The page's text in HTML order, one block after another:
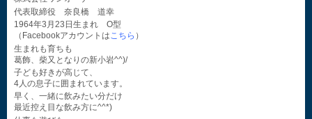
代表取締役 奈良橋 道幸
1964年3月23日生まれ O型
（Facebookアカウントはこちら ）
生まれも育ちも
葛飾、柴又となりの新小岩^^)/
子ども好きが高じて、
4人の息子に囲まれています。
早く、一緒に飲みたい分だけ
最近控え目な飲み方に^^*)